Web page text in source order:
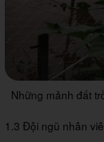
Những mảnh đất
1.3 Đội ngũ nhân